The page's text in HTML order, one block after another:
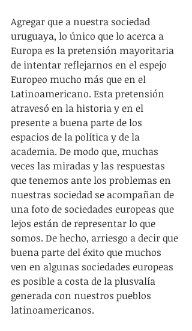
Agregar que a nuestra sociedad
uruguaya, lo único que lo acerca a
Europa es la pretensión mayoritaria
de intentar reflejarnos en el espejo
Europeo mucho más que en el
Latinoamericano. Esta pretensión
atravesó en la historia y en el
presente a buena parte de los
espacios de la política y de la
academia. De modo que, muchas
veces las miradas y las respuestas
que tenemos ante los problemas en
nuestras sociedad se acompañan de
una foto de sociedades europeas que
lejos están de representar lo que
somos. De hecho, arriesgo a decir que
buena parte del éxito que muchos
ven en algunas sociedades europeas
es posible a costa de la plusvalía
generada con nuestros pueblos
latinoamericanos.